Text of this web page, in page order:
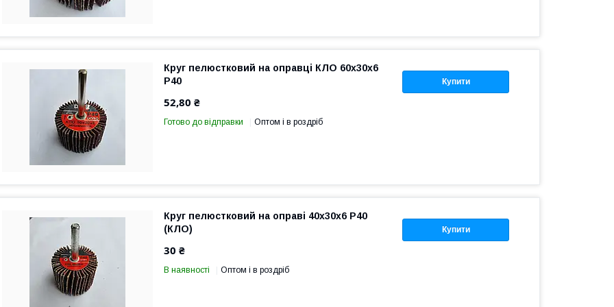
Купити
Круг пелюстковий на оправці КЛО 60х30х6
P40
52,80 ₴
Готово до відправки Оптом і в роздріб
Купити
Круг пелюстковий на оправі 40x30x6 P40
(КЛО)
30 ₴
В наявності Оптом і в роздріб